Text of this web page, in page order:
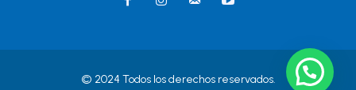
© 2024 Todos los derechos reservados.